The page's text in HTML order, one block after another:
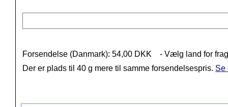
Forsendelse (Danmark): 54,00 DKK
- Vælg land for
Der er plads til 40 g mere til samme forsendelsespris. Se